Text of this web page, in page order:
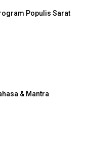
Populis Sarat
& Mantra